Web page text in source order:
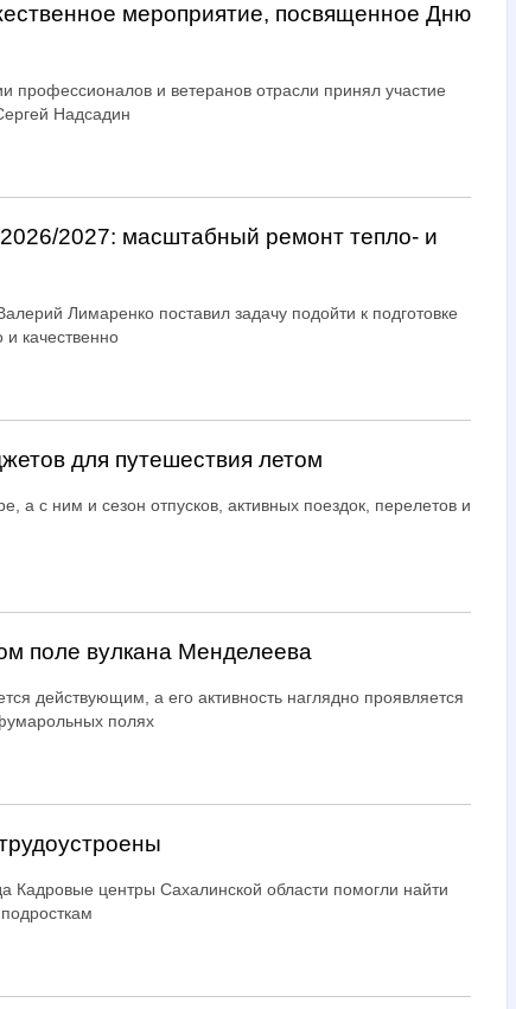
мероприятие, посвященное Дню
профессионалов и ветеранов отрасли принял участие
Надсадин
2027: масштабный ремонт тепло- и
Лимаренко поставил задачу подойти к подготовке
и качественно
для путешествия летом
а с ним и сезон отпусков, активных поездок, перелетов и
поле вулкана Менделеева
действующим, а его активность наглядно проявляется
полях
Кадровые центры Сахалинской области помогли найти